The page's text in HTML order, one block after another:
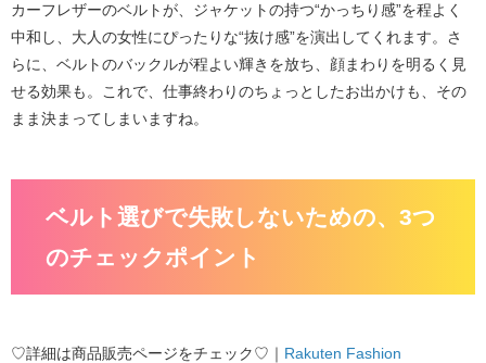
カーフレザーのベルトが、ジャケットの持つ“かっちり感”を程よく
中和し、大人の女性にぴったりな“抜け感”を演出してくれます。さ
らに、ベルトのバックルが程よい輝きを放ち、顔まわりを明るく見
せる効果も。これで、仕事終わりのちょっとしたお出かけも、その
まま決まってしまいますね。
ベルト選びで失敗しないための、3つ
のチェックポイント
♡詳細は商品販売ページをチェック♡｜ Rakuten Fashion